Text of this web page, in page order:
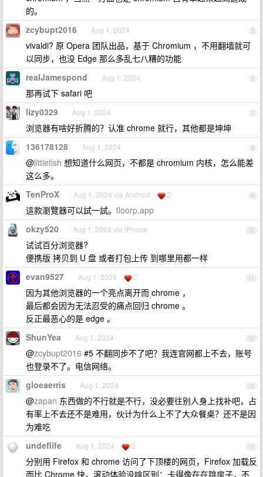
的。
5
zcybupt2016 Aug 1, 2024
vivaldi? 原 Opera 团队出品，基于 Chromium ，不用翻墙就可
以同步，也没 Edge 那么多乱七八糟的功能
6
realJamespond Aug 1, 2024
那再试下 safari 吧
7
lizy0329 Aug 1, 2024
浏览器有啥好折腾的？认准 chrome 就行，其他都是坤坤
8
136178128 Aug 1, 2024
@littiefish 想知道什么网页，不都是 chromium 内核，怎么能差
这么多。
9
TenProX Aug 1, 2024 via Android 2
這款瀏覽器可以試一試。 floorp.app
10
okzy520 Aug 1, 2024 via iPhone
试试百分浏览器?
便携版 拷贝到 U 盘 或者打包上传 到哪里用都一样
11
evan9527 Aug 1, 2024 7
因为其他浏览器的一个亮点离开而 chrome ，
最后都会因为无法忍受的痛点回归 chrome 。
反正最恶心的是 edge 。
12
ShunYea Aug 1, 2024
@zcybupt2016 #5 不翻同步不了吧？我连官网都上不去，账号
也登录不了。电信网络。
13
gloeaerris Aug 1, 2024
@zapan 东西做的不行就是不行，没必要往别人身上找补吧，占
有率上不去还不是难用，伙计为什么上不了大众餐桌？还不是因
为难吃
14
undeflife Aug 1, 2024 2
分别用 Firefox 和 chrome 访问了下顶楼的网页，Firefox 加载反
而比 Chrome 快，滚动体验没啥区别：卡得像在在跳房子，不